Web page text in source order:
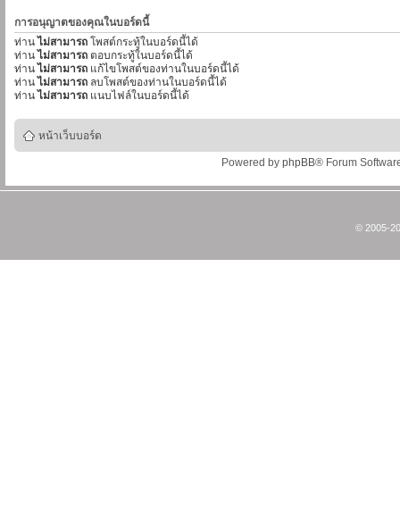
การอนุญาตของคุณในบอร์ดนี้
ท่าน ไม่สามารถ โพสต์กระทู้ในบอร์ดนี้ได้
ท่าน ไม่สามารถ ตอบกระทู้ในบอร์ดนี้ได้
ท่าน ไม่สามารถ แก้ไขโพสต์ของท่านในบอร์ดนี้ได้
ท่าน ไม่สามารถ ลบโพสต์ของท่านในบอร์ดนี้ได้
ท่าน ไม่สามารถ แนบไฟล์ในบอร์ดนี้ได้
หน้าเว็บบอร์ด
Powered by phpBB® Forum
© 2005-